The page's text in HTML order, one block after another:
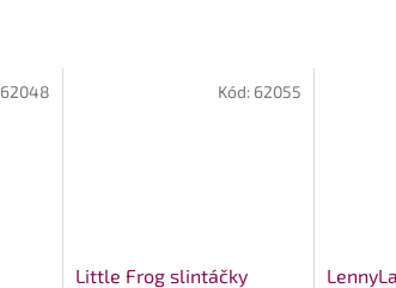
62048
Little Frog slintáčky
Kód: 62055